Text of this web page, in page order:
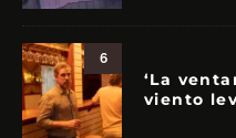
6
‘La
viento